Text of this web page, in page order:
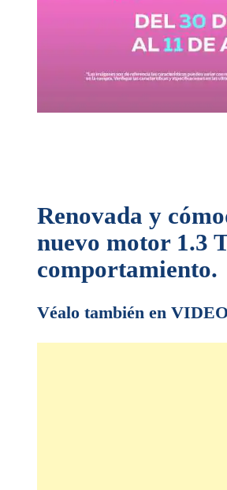
Renovada y
nuevo motor 1.3
comportamiento.
Véalo también en